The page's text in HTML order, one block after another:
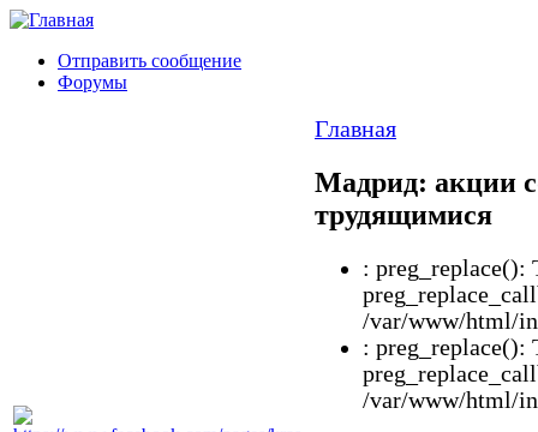
Отправить сообщение
Форумы
Главная
Мадрид: акции
трудящимися
: preg_replace():
/var/www/html/
: preg_replace():
/var/www/html/